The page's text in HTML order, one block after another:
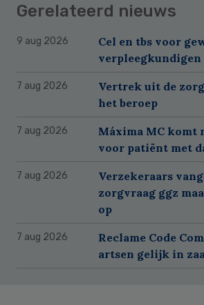
Gerelateerd nieuws
9 aug 2026
Cel en tbs voor
7 aug 2026
Vertrek uit de
het beroep
7 aug 2026
Máxima MC komt
voor patiënt met
7 aug 2026
Verzekeraars
zorgvraag ggz
op
7 aug 2026
Reclame Code
artsen gelijk in